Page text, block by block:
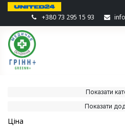
+380 73 295 15 93
Показати
Показати
Ціна